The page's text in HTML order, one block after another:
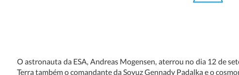
O astronauta da ESA, Andreas Mogensen, aterrou no dia 12 de
Terra também o comandante da Soyuz Gennady Padalka e o